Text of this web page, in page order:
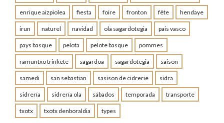
enrique aizpiolea fiesta foire fronton fête hendaye
irun naturel navidad ola sagardotegia pais vasco
pays basque pelota pelote basque pommes
ramuntxo trinkete sagardoa sagardotegia saison
samedi san sebastian sasison de cidrerie sidra
sidrería sidrería ola sábados temporada transporte
txotx txotx denboraldia types